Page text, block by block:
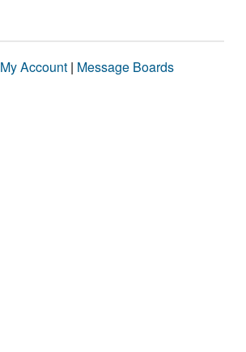
My Account | Message Boards